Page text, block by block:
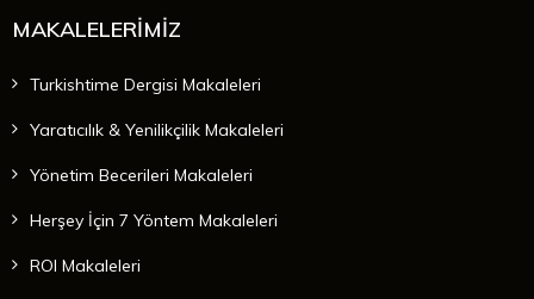
MAKALELERİMİZ
Turkishtime Dergisi Makaleleri
Yaratıcılık & Yenilikçilik Makaleleri
Yönetim Becerileri Makaleleri
Herşey İçin 7 Yöntem Makaleleri
ROI Makaleleri